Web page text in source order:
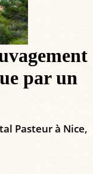
par un
Pasteur à Nice,